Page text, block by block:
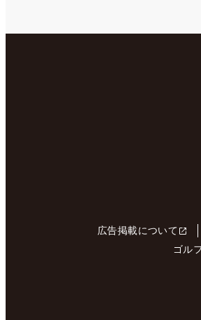
広告掲載について
ゴル